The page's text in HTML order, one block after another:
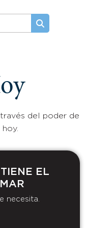
del poder de
hoy.
EL
necesita.